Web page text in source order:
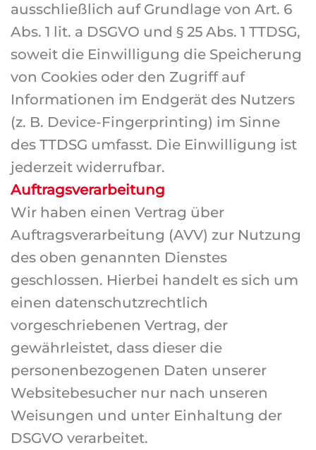
ausschließlich auf Grundlage von Art. 6
Abs. 1 lit. a DSGVO und § 25 Abs. 1 TTDSG,
soweit die Einwilligung die Speicherung
von Cookies oder den Zugriff auf
Informationen im Endgerät des Nutzers
(z. B. Device-Fingerprinting) im Sinne
des TTDSG umfasst. Die Einwilligung ist
jederzeit widerrufbar.
Auftragsverarbeitung
Wir haben einen Vertrag über
Auftragsverarbeitung (AVV) zur Nutzung
des oben genannten Dienstes
geschlossen. Hierbei handelt es sich um
einen datenschutzrechtlich
vorgeschriebenen Vertrag, der
gewährleistet, dass dieser die
personenbezogenen Daten unserer
Websitebesucher nur nach unseren
Weisungen und unter Einhaltung der
DSGVO verarbeitet.